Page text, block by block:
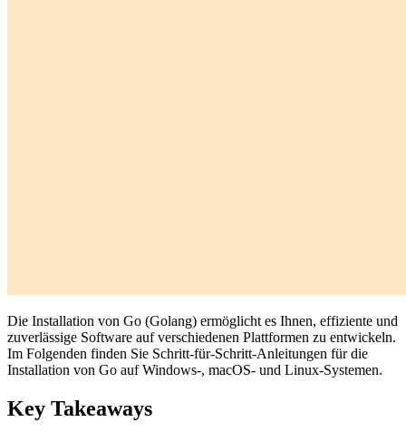
Die Installation von Go (Golang) ermöglicht es Ihnen, effiziente und
zuverlässige Software auf verschiedenen Plattformen zu entwickeln.
Im Folgenden finden Sie Schritt-für-Schritt-Anleitungen für die
Installation von Go auf Windows-, macOS- und Linux-Systemen.
Key Takeaways